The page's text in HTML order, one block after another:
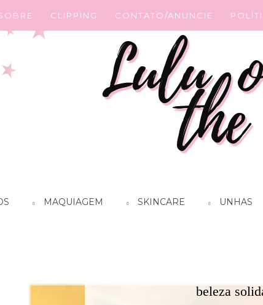
CLIPPING CONTATO/ANUNCIE
MAQUIAGEM SKINCARE UNHAS
beleza